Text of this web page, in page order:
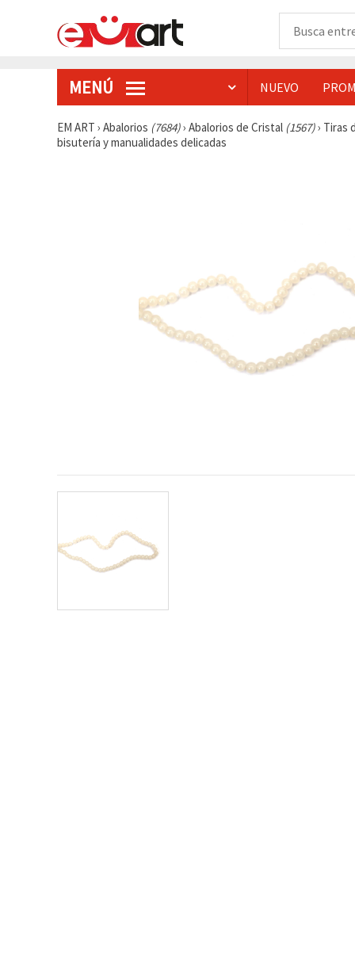
MENÚ NUEVO
EM ART › Abalorios (7684)› Abalorios de Cristal (1567)› Tiras
bisutería y manualidades delicadas